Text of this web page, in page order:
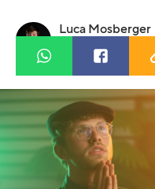
Luca Mosberger
Profil anzeigen